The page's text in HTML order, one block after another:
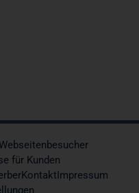
für Kunden
KontaktImpressum